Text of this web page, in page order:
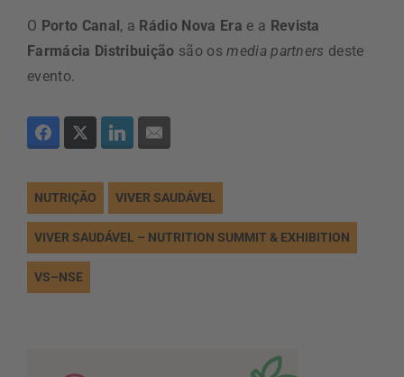
O Porto Canal, a Rádio Nova Era e a Revista
Farmácia Distribuição são osmedia partners deste
evento.
NUTRIÇÃO VIVER SAUDÁVEL
VIVER SAUDÁVEL – NUTRITION SUMMIT & EXHIBITION
VS–NSE